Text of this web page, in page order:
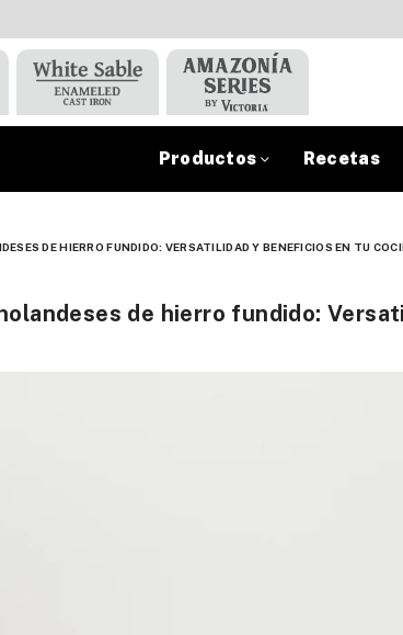
Productos Recetas
DE HIERRO FUNDIDO: VERSATILIDAD Y BENEFICIOS EN TU
de hierro fundido: